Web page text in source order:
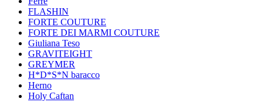
FLASHIN
FORTE COUTURE
FORTE DEI MARMI COUTURE
Giuliana Teso
GRAVITEIGHT
GREYMER
H*D*S*N baracco
Herno
Holy Caftan